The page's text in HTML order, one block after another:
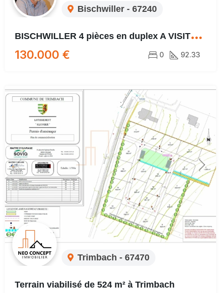
Bischwiller - 67240
B
ISCHWILLER 4 pièces en duplex A VISITER ABSOLUMENT !!!
130.000 € 0 92.33
Trimbach - 67470
Terrain viabilisé de 524 m² à Trimbach